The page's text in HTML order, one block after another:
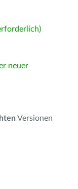
neuer
Versionen